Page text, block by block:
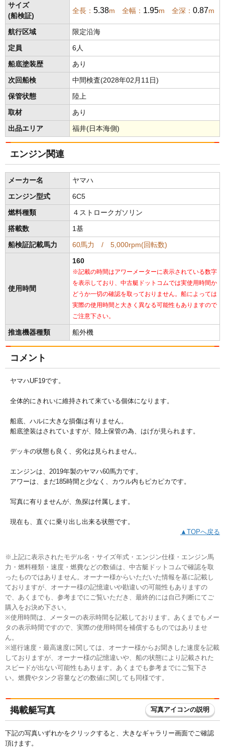
サイズ
(船検証)
全長： 5.38m 全幅： 1.95m 全深： 0.87m
航行区域 限定沿海
定員 6人
船底塗装歴 あり
次回船検 中間検査(2028年02月11日)
保管状態 陸上
取材 あり
出品エリア 福井(日本海側)
エンジン関連
メーカー名 ヤマハ
エンジン型式 6C5
燃料種類 ４ストロークガソリン
搭載数 1基
船検証記載馬力 60馬力 / 5,000rpm(回転数)
使用時間
160
※記載の時間はアワーメーターに表示されている数字
を表示しており、中古艇ドットコムでは実使用時間か
どうか一切の確認を取っておりません。船によっては
実際の使用時間と大きく異なる可能性もありますので
ご注意下さい。
推進機器種類 船外機
コメント
ヤマハUF19です。
全体的にきれいに維持されて来ている個体になります。
船底、ハルに大きな損傷は有りません。
船底塗装はされていますが、陸上保管の為、はげが見られます。
デッキの状態も良く、劣化は見られません。
エンジンは、2019年製のヤマハ60馬力です。
アワーは、まだ185時間と少なく、カウル内もピカピカです。
写真に有りませんが、魚探は付属します。
現在も、直ぐに乗り出し出来る状態です。
▲TOPへ戻る
※上記に表示されたモデル名・サイズ年式・エンジン仕様・エンジン馬
力・燃料種類・速度・燃費などの数値は、中古艇ドットコムで確認を取
ったものではありません。オーナー様からいただいた情報を基に記載し
ておりますが、オーナー様の記憶違いや勘違いの可能性もありますの
で、あくまでも、参考までにご覧いただき、最終的には自己判断にてご
購入をお決め下さい。
※使用時間は、メーターの表示時間を記載しております。あくまでもメー
タの表示時間ですので、実際の使用時間を補償するものではありませ
ん。
※巡行速度・最高速度に関しては、オーナー様からお聞きした速度を記載
しておりますが、オーナー様の記憶違いや、船の状態により記載された
スピードが出ない可能性もあります。あくまでも参考までにご覧下さ
い。燃費やタンク容量などの数値に関しても同様です。
掲載艇写真 写真アイコンの説明
下記の写真いずれかをクリックすると、大きなギャラリー画面でご確認
頂けます。